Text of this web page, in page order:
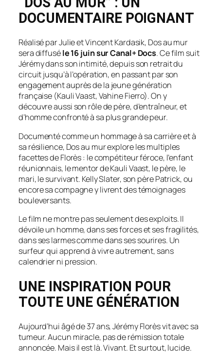
DOCUMENTAIRE POIGNANT
Réalisé par Julie et Vincent Kardasik, Dos au mur
sera diffuséle 16 juin sur Canal+ Docs. Ce film suit
Jérémy dans son intimité, depuis son retrait du
circuit jusqu’à l’opération, en passant par son
engagement auprès de la jeune génération
française (Kauli Vaast, Vahine Fierro). On y
découvre aussi son rôle de père, d’entraîneur, et
d’homme confronté à sa plus grande peur.
Documenté comme un hommage à sa carrière et à
sa résilience, Dos au murexplore les multiples
facettes de Florès : le compétiteur féroce, l’enfant
réunionnais, le mentor de Kauli Vaast, le père, le
mari, le survivant. Kelly Slater, son père Patrick, ou
encore sa compagne y livrent des témoignages
bouleversants.
Le film ne montre pas seulement des exploits. Il
dévoile un homme, dans ses forces et ses fragilités,
dans ses larmes comme dans ses sourires. Un
surfeur qui apprend à vivre autrement, sans
calendrier ni pression.
UNE INSPIRATION POUR
TOUTE UNE GÉNÉRATION
Aujourd’hui âgé de 37 ans, Jérémy Florès vit avec sa
tumeur. Aucun miracle, pas de rémission totale
annoncée. Mais il est là. Vivant. Et surtout, lucide.